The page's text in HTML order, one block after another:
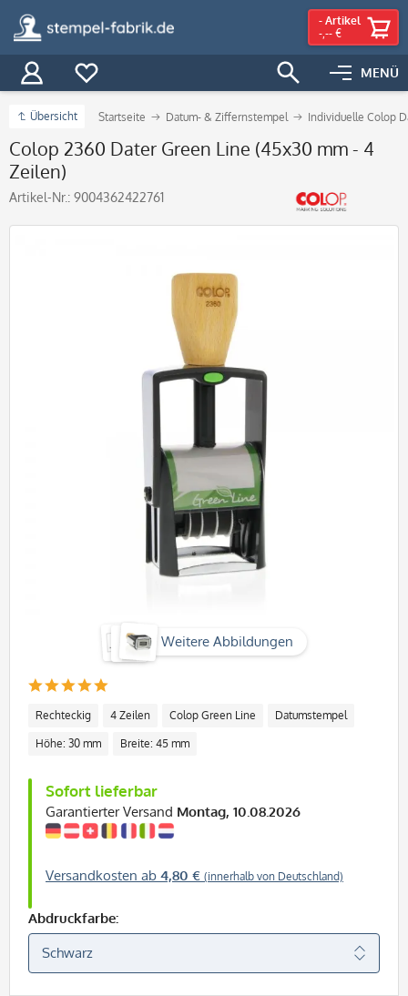
MENÜ
- Artikel
-,-- €
Übersicht Startseite Datum- & Ziffernstempel Individuelle Colop
Colop 2360 Dater Green Line (45x30 mm - 4
Zeilen)
Artikel-Nr.: 9004362422761
Weitere Abbildungen
Rechteckig 4 Zeilen Colop Green Line Datumstempel
Höhe: 30 mm Breite: 45 mm
Sofort lieferbar
Garantierter Versand Montag, 10.08.2026
Versandkosten ab 4,80 € (innerhalb von Deutschland)
Abdruckfarbe: